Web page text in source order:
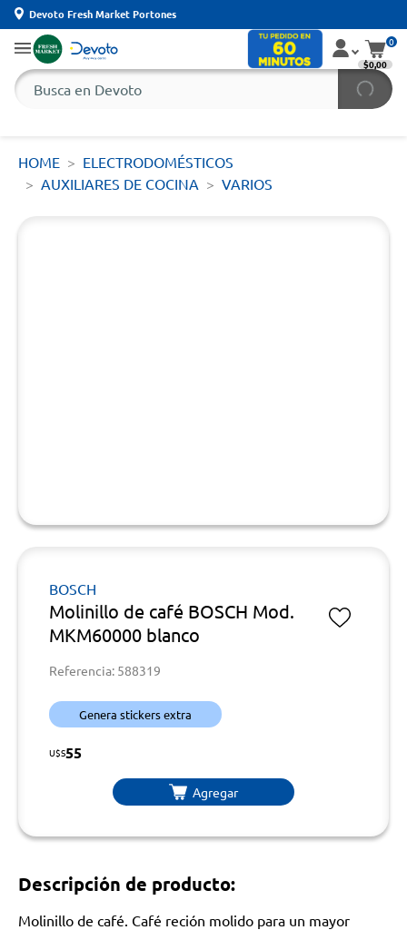
Devoto Fresh Market Portones
0
$0,00
HOME
ELECTRODOMÉSTICOS
AUXILIARES DE COCINA
VARIOS
BOSCH
Molinillo de café BOSCH Mod.
MKM60000 blanco
Referencia: 588319
Genera stickers extra
U$S55
Agregar
Descripción de producto:
Molinillo de café. Café reción molido para un mayor